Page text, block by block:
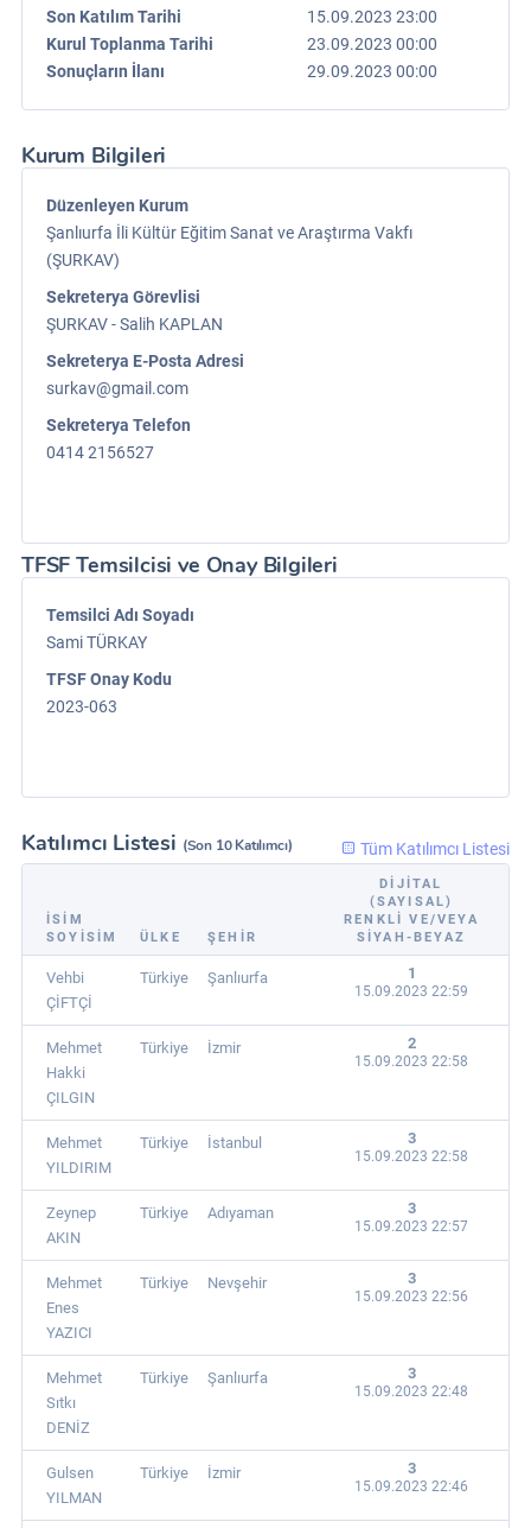
Son Katılım Tarihi
15.09.2023 23:00
Kurul Toplanma Tarihi
23.09.2023 00:00
Sonuçların İlanı
29.09.2023 00:00
Kurum Bilgileri
Düzenleyen Kurum
Şanlıurfa İli Kültür Eğitim Sanat ve Araştırma Vakfı
(ŞURKAV)
Sekreterya Görevlisi
ŞURKAV - Salih KAPLAN
Sekreterya E-Posta Adresi
surkav@gmail.com
Sekreterya Telefon
0414 2156527
TFSF Temsilcisi ve Onay Bilgileri
Temsilci Adı Soyadı
Sami TÜRKAY
TFSF Onay Kodu
2023-063
Katılımcı Listesi (Son 10 Katılımcı) Tüm Katılımcı Listesi
İSIM
SOYISIM
ÜLKE ŞEHIR
DIJITAL
(SAYISAL)
RENKLI VE/VEYA
SIYAH-BEYAZ
Vehbi
ÇİFTÇİ
Türkiye Şanlıurfa 1
15.09.2023 22:59
Mehmet
Hakki
ÇILGIN
Türkiye İzmir 2
15.09.2023 22:58
Mehmet
YILDIRIM
Türkiye İstanbul 3
15.09.2023 22:58
Zeynep
AKIN
Türkiye Adıyaman 3
15.09.2023 22:57
Mehmet
Enes
YAZICI
Türkiye Nevşehir 3
15.09.2023 22:56
Mehmet
Sıtkı
DENİZ
Türkiye Şanlıurfa 3
15.09.2023 22:48
Gulsen
YILMAN
Türkiye İzmir 3
15.09.2023 22:46